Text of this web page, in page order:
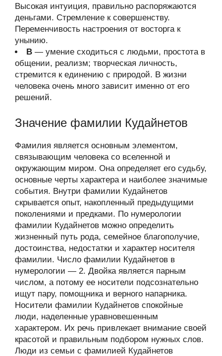
Высокая интуиция, правильно распоряжаются
деньгами. Стремление к совершенству.
Переменчивость настроения от восторга к
унынию.
В — умение сходиться с людьми, простота в
общении, реализм; творческая личность,
стремится к единению с природой. В жизни
человека очень много зависит именно от его
решений.
Значение фамилии Кудайнетов
Фамилия является основным элементом,
связывающим человека со вселенной и
окружающим миром. Она определяет его судьбу,
основные черты характера и наиболее значимые
события. Внутри фамилии Кудайнетов
скрывается опыт, накопленный предыдущими
поколениями и предками. По нумерологии
фамилии Кудайнетов можно определить
жизненный путь рода, семейное благополучие,
достоинства, недостатки и характер носителя
фамилии. Число фамилии Кудайнетов в
нумерологии — 2. Двойка является парным
числом, а потому ее носители подсознательно
ищут пару, помощника и верного напарника.
Носители фамилии Кудайнетов спокойные
люди, наделенные уравновешенным
характером. Их речь привлекает внимание своей
красотой и правильным подбором нужных слов.
Люди из семьи с фамилией Кудайнетов